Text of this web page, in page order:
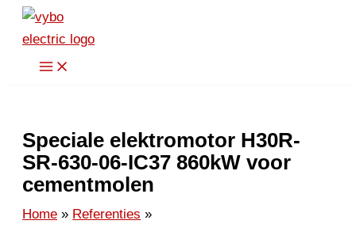
Spring
naar
Speciale elektromotor H30R-
SR-630-06-IC37 860kW voor
cementmolen
Home
Referenties